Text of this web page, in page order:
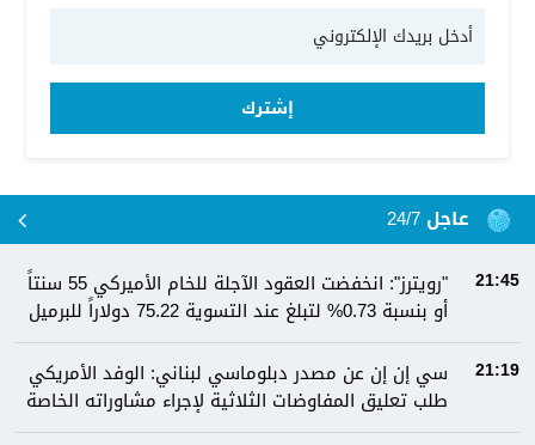
إشترك
عاجل 24/7
21:45
"رويترز": انخفضت العقود الآجلة للخام الأميركي 55 سنتاً
أو بنسبة 0.73% لتبلغ عند التسوية 75.22 دولاراً للبرميل
21:19
سي إن إن عن مصدر دبلوماسي لبناني: الوفد الأمريكي
طلب تعليق المفاوضات الثلاثية لإجراء مشاوراته الخاصة